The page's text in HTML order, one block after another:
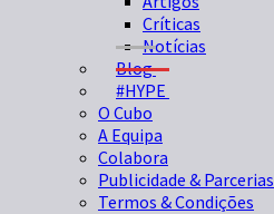
Críticas
Notícias
Blog
#HYPE
O Cubo
A Equipa
Colabora
Publicidade & Parcerias
Termos & Condições